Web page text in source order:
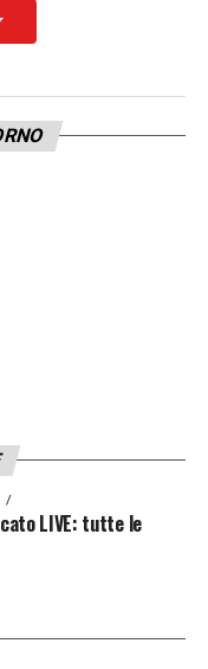
da
Il percorso
».
LIVE: tutte le